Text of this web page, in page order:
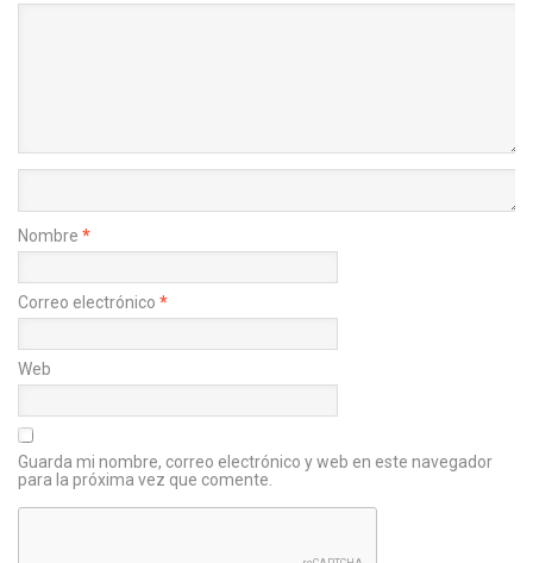
Nombre *
Correo electrónico *
Web
Guarda mi nombre, correo electrónico y web en este navegador
para la próxima vez que comente.